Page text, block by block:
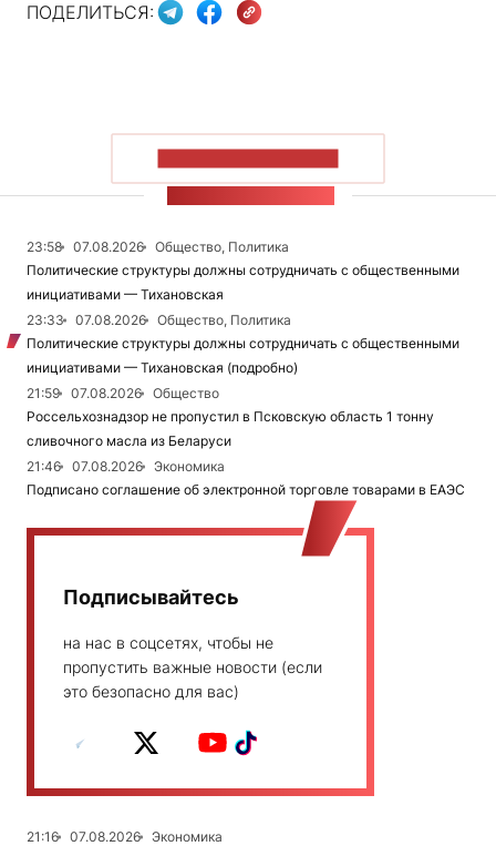
ПОДЕЛИТЬСЯ:
23:58 07.08.2026
Общество, Политика
Политические структуры должны сотрудничать с общественными
инициативами — Тихановская
23:33
07.08.2026
Общество, Политика
Политические структуры должны сотрудничать с общественными
инициативами — Тихановская (подробно)
21:59
07.08.2026
Общество
Россельхознадзор не пропустил в Псковскую область 1 тонну
сливочного масла из Беларуси
21:46
07.08.2026
Экономика
Подписано соглашение об электронной торговле товарами в ЕАЭС
Подписывайтесь
на нас в соцсетях, чтобы не
пропустить важные новости (если
это безопасно для вас)
21:16 07.08.2026
Экономика